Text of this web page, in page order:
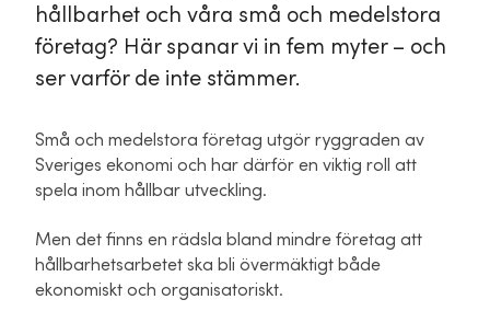
hållbarhet och våra små och medelstora
företag? Här spanar vi in fem myter – och
ser varför de inte stämmer.
Små och medelstora företag utgör ryggraden av
Sveriges ekonomi och har därför en viktig roll att
spela inom hållbar utveckling.
Men det finns en rädsla bland mindre företag att
hållbarhetsarbetet ska bli övermäktigt både
ekonomiskt och organisatoriskt.